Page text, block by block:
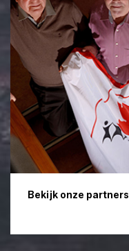
Bekijk onze partners